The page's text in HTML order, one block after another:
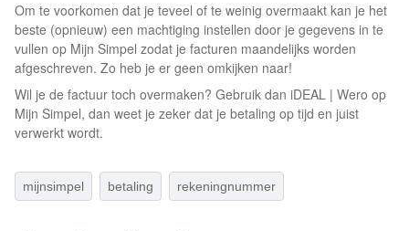
Om te voorkomen dat je teveel of te weinig overmaakt kan je het
beste (opnieuw) een machtiging instellen door je gegevens in te
vullen op Mijn Simpel zodat je facturen maandelijks worden
afgeschreven. Zo heb je er geen omkijken naar!
Wil je de factuur toch overmaken? Gebruik dan iDEAL | Wero op
Mijn Simpel, dan weet je zeker dat je betaling op tijd en juist
verwerkt wordt.
mijnsimpel betaling rekeningnummer